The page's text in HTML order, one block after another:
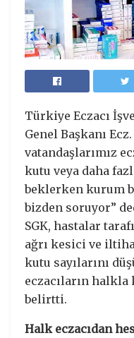
Türkiye Eczacı
Genel Başkanı
vatandaşlarımız
kutu veya daha
beklerken kurum
bizden soruyor”
SGK, hastalar
ağrı kesici ve
kutu sayılarını
eczacıların halkla
belirtti.
Halk eczacıdan